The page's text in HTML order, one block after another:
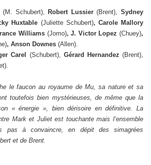
(M. Schubert),Robert Lussier(Brent), Sydney
Huxtable (Juliette Schubert), Carole Mallory
Williams (Jomo), J. Victor Lopez (Chuey),
, Anson Downes (Allen).
Carel (Schubert), Gérard Hernandez(Brent),
le faucon au royaume de Mu, sa nature et sa
toutefois bien mystérieuses, de même que la
« énergie », bien dérisoire en définitive. La
Mark et Juliet est touchante mais l’ensemble
pas à convaincre, en dépit des simagrées
et de Brent.